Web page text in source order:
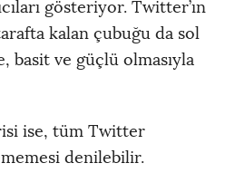
gösteriyor. Twitter’ın
kalan çubuğu da sol
basit ve güçlü olmasıyla
ise, tüm Twitter
denilebilir.